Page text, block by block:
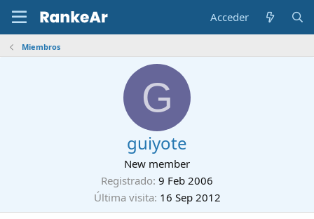
Acceder
Miembros
G
guiyote
New member
Registrado 9 Feb 2006
Última visita 16 Sep 2012